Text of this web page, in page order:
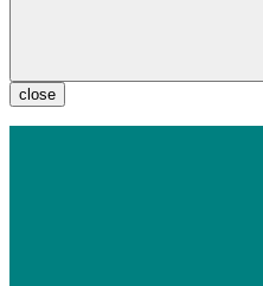
close